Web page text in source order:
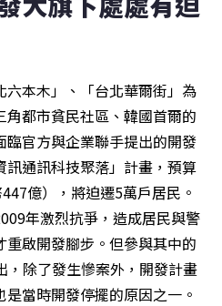
本木」、「台北華爾街」為
都市貧民社區、韓國首爾的
官方與企業聯手提出的開發
通訊科技聚落」計畫，預算
億），將迫遷5萬戶居民。
年激烈抗爭，造成居民與警
啟開發腳步。但參與其中的
，除了發生慘案外，開發計畫
當時開發停擺的原因之一。